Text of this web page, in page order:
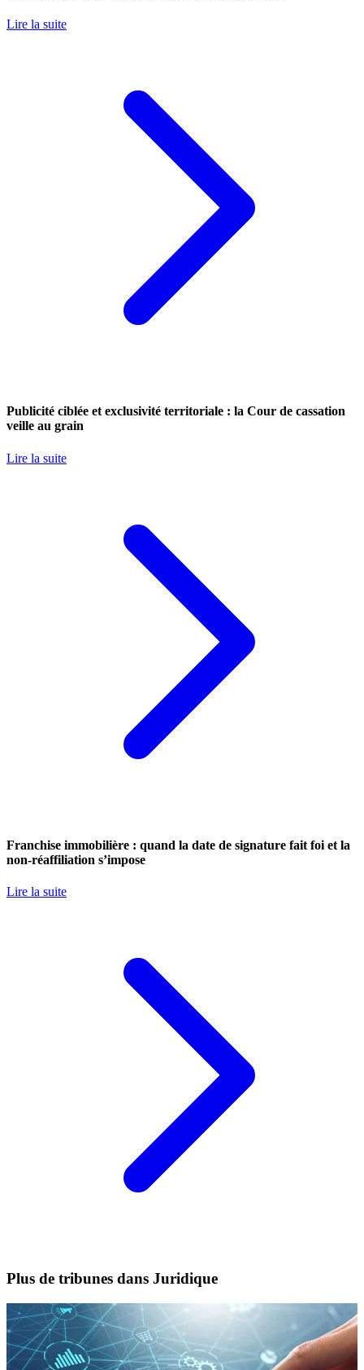
Lire la suite
Publicité ciblée et exclusivité territoriale : la Cour de cassation
veille au grain
Lire la suite
Franchise immobilière : quand la date de signature fait foi et la
non-réaffiliation s’impose
Lire la suite
Plus de tribunes dans Juridique